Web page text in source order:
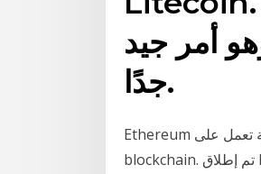
وهو أمر جيد
جدًا.
Ethereum هي عملة رقمية ، وفي الوقت نفسه ، فهي عبارة عن منصة برمجية لا مركزية تعمل على
blockchain. تم إطلاق Ripple Labs (XRP) في عام 2012. اسحب دائمًا إلى محفظتك الخاصة في